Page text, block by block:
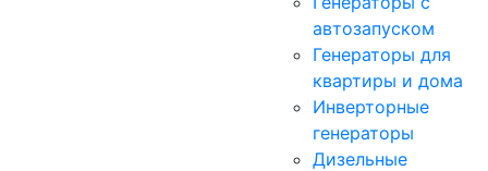
автозапуском
Генераторы для
квартиры и дома
Инверторные
генераторы
Дизельные